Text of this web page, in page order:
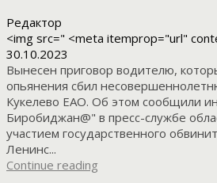
Редактор
<img src=" <meta itemprop="url"
30.10.2023
Вынесен приговор водителю,
опьянения сбил
Кукелево ЕАО. Об этом сообщили
Биробиджан@" в пресс-службе
участием государственного
Ленинс...
Continue reading